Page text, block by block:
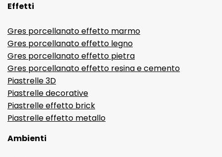
Effetti
Gres porcellanato effetto marmo
Gres porcellanato effetto legno
Gres porcellanato effetto pietra
Gres porcellanato effetto resina e cemento
Piastrelle 3D
Piastrelle decorative
Piastrelle effetto brick
Piastrelle effetto metallo
Ambienti